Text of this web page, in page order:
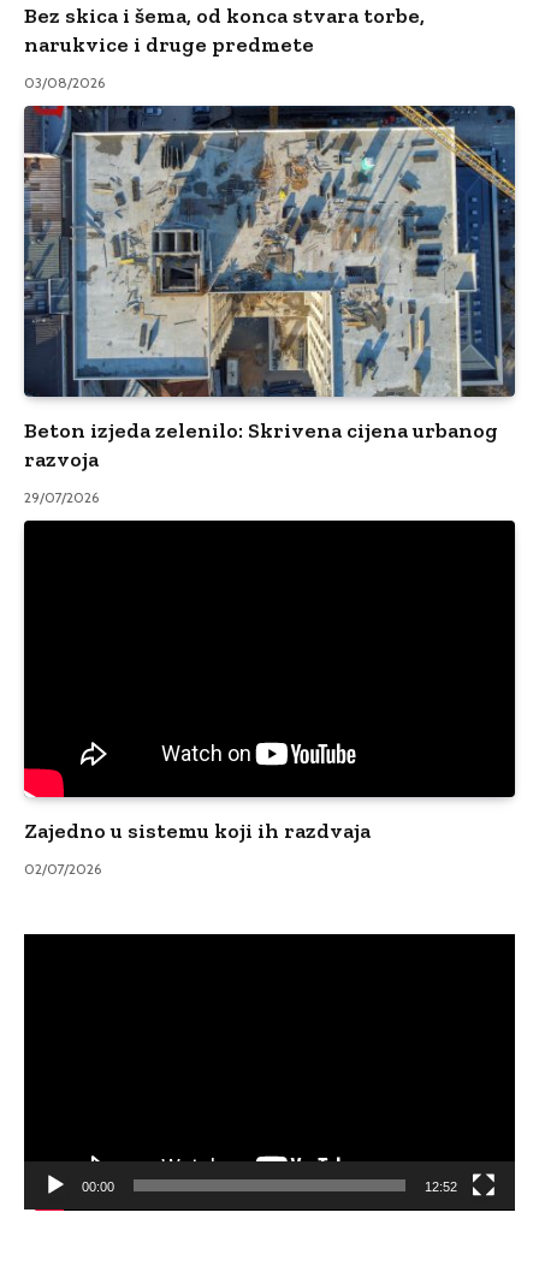
Bez skica i šema, od konca stvara torbe,
narukvice i druge predmete
03/08/2026
Beton izjeda zelenilo: Skrivena cijena urbanog
razvoja
29/07/2026
Zajedno u sistemu koji ih razdvaja
02/07/2026
00:00 12:52